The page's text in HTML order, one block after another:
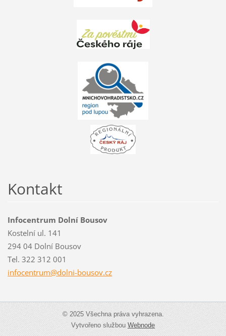
Kontakt
Infocentrum Dolní Bousov
Kostelní ul. 141
294 04 Dolní Bousov
Tel. 322 312 001
infocentrum@dolni-bousov.cz
© 2025 Všechna práva vyhrazena.
Vytvořeno službouWebnode